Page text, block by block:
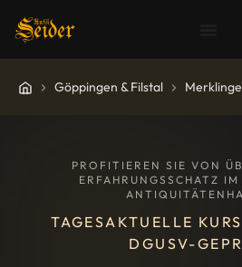
Göppingen & Filstal
PROFITIEREN SIE VON
ERFAHRUNGSSCHATZ
TAGESAKTUELLE
DGUSV-